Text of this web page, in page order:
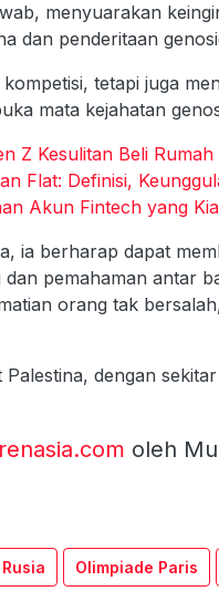
menyuarakan
dan penderitaan
tetapi juga
mata kejahatan
Z Kesulitan Beli Rumah
Flat: Definisi,
Akun Fintech yang
ia berharap dapat
pemahaman antar
orang tak
dengan
oleh
Rusia Olimpiade Paris